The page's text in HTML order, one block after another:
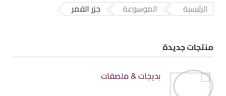
الرئيسية الموسوعة جزر القمر
منتجات جديدة
بديجات & ملصقات